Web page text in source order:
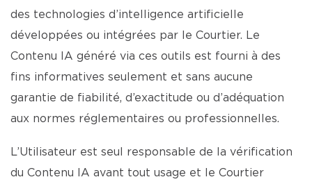
des technologies d’intelligence artificielle
développées ou intégrées par le Courtier. Le
Contenu IA généré via ces outils est fourni à des
fins informatives seulement et sans aucune
garantie de fiabilité, d’exactitude ou d’adéquation
aux normes réglementaires ou professionnelles.
L’Utilisateur est seul responsable de la vérification
du Contenu IA avant tout usage et le Courtier